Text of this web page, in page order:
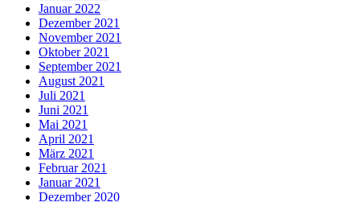
Januar 2022
Dezember 2021
November 2021
Oktober 2021
September 2021
August 2021
Juli 2021
Juni 2021
Mai 2021
April 2021
März 2021
Februar 2021
Januar 2021
Dezember 2020